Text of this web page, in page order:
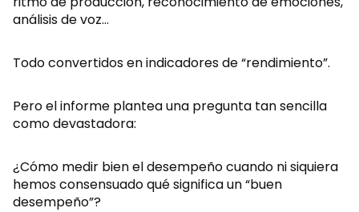
análisis de voz…
Todo convertidos en indicadores de “rendimiento”.
Pero el informe plantea una pregunta tan sencilla
como devastadora:
¿Cómo medir bien el desempeño cuando ni siquiera
hemos consensuado qué significa un “buen
desempeño”?